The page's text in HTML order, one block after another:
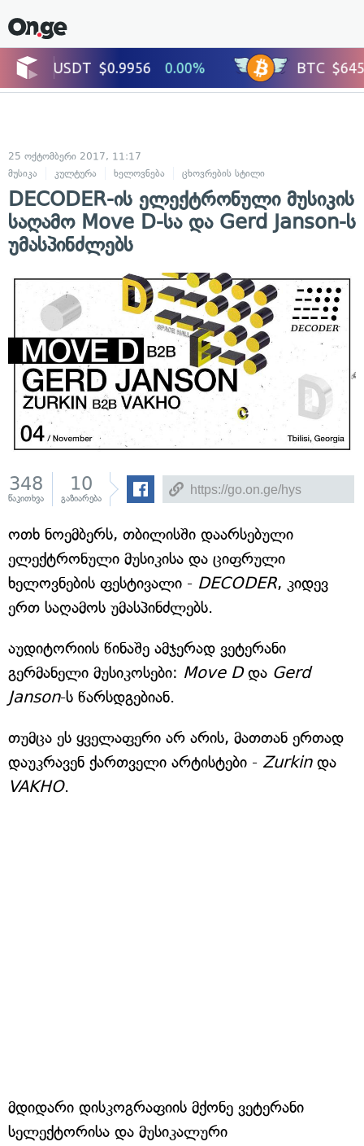
25 ოქტომბერი 2017, 11:17
მუსიკა
კულტურა ხელოვნება ცხოვრების სტილი
DECODER-ის ელექტრონული მუსიკის
საღამო Move D-სა და Gerd Janson-ს
უმასპინძლებს
348
წაკითხვა
10
გაზიარება
ოთხ ნოემბერს, თბილისში დაარსებული
ელექტრონული მუსიკისა და ციფრული
ხელოვნების ფესტივალი - DECODER, კიდევ
ერთ საღამოს უმასპინძლებს.
აუდიტორიის წინაშე ამჯერად ვეტერანი
გერმანელი მუსიკოსები: Move Dდა Gerd
Janson-ს წარსდგებიან.
თუმცა ეს ყველაფერი არ არის, მათთან ერთად
დაუკრავენ ქართველი არტისტები - Zurkinდა
VAKHO.
მდიდარი დისკოგრაფიის მქონე ვეტერანი
სელექტორისა და მუსიკალური